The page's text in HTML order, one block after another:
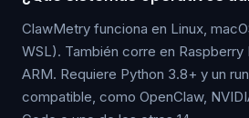
ClawMetry funciona en Linux,
WSL). También corre en
ARM. Requiere Python 3.8+ y un
compatible, como OpenClaw,